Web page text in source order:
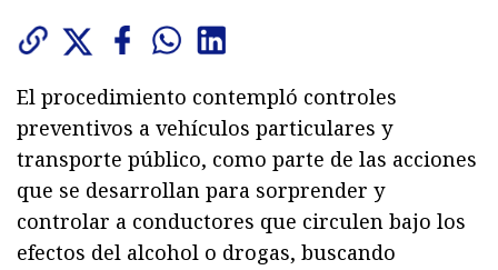
El procedimiento contempló controles
preventivos a vehículos particulares y
transporte público, como parte de las acciones
que se desarrollan para sorprender y
controlar a conductores que circulen bajo los
efectos del alcohol o drogas, buscando